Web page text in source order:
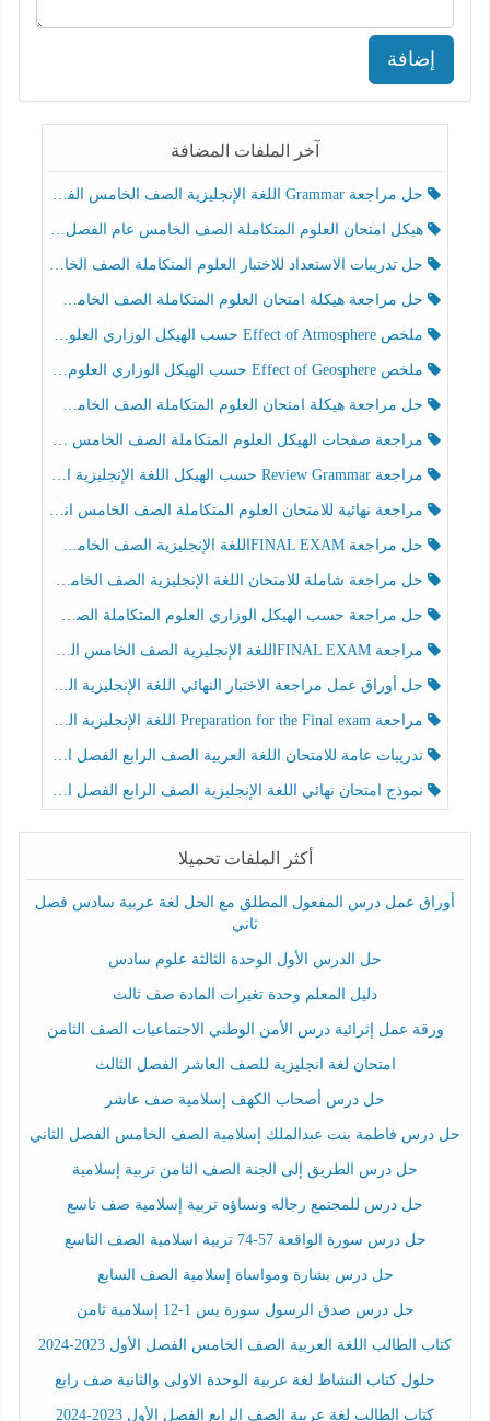
إضافة
آخر الملفات المضافة
حل مراجعة Grammar اللغة الإنجليزية الصف الخامس الفصل الثالث
هيكل امتحان العلوم المتكاملة الصف الخامس عام الفصل الدراسي الثالث 2025-2026
حل تدريبات الاستعداد للاختبار العلوم المتكاملة الصف الخامس عام الفصل الثالث
حل مراجعة هيكلة امتحان العلوم المتكاملة الصف الخامس انسبير الفصل الثالث
ملخص Effect of Atmosphere حسب الهيكل الوزاري العلوم المتكاملة الصف الخامس انسبير الفصل الثالث
ملخص Effect of Geosphere حسب الهيكل الوزاري العلوم المتكاملة الصف الخامس انسبير الفصل الثالث
حل مراجعة هيكلة امتحان العلوم المتكاملة الصف الخامس عام الفصل الثالث
مراجعة صفحات الهيكل العلوم المتكاملة الصف الخامس انسبير الفصل الثالث
مراجعة Review Grammar حسب الهيكل اللغة الإنجليزية الصف الخامس الفصل الثالث
مراجعة نهائية للامتحان العلوم المتكاملة الصف الخامس انسبير الفصل الثالث
حل مراجعة FINAL EXAMاللغة الإنجليزية الصف الخامس الفصل الثالث
حل مراجعة شاملة للامتحان اللغة الإنجليزية الصف الخامس الفصل الثالث
حل مراجعة حسب الهيكل الوزاري العلوم المتكاملة الصف الخامس عام الفصل الثالث
مراجعة FINAL EXAMاللغة الإنجليزية الصف الخامس الفصل الثالث
حل أوراق عمل مراجعة الاختبار النهائي اللغة الإنجليزية الصف الرابع الفصل الثالث
مراجعة Preparation for the Final exam اللغة الإنجليزية الصف الرابع الفصل الثالث
تدريبات عامة للامتحان اللغة العربية الصف الرابع الفصل الثالث
نموذج امتحان نهائي اللغة الإنجليزية الصف الرابع الفصل الثالث
أكثر الملفات تحميلا
أوراق عمل درس المفعول المطلق مع الحل لغة عربية سادس فصل
ثاني
حل الدرس الأول الوحدة الثالثة علوم سادس
دليل المعلم وحدة تغيرات المادة صف ثالث
ورقة عمل إثرائية درس الأمن الوطني الاجتماعيات الصف الثامن
امتحان لغة انجليزية للصف العاشر الفصل الثالث
حل درس أصحاب الكهف إسلامية صف عاشر
حل درس فاطمة بنت عبدالملك إسلامية الصف الخامس الفصل الثاني
حل درس الطريق إلى الجنة الصف الثامن تربية إسلامية
حل درس للمجتمع رجاله ونساؤه تربية إسلامية صف تاسع
حل درس سورة الواقعة 57-74 تربية اسلامية الصف التاسع
حل درس بشارة ومواساة إسلامية الصف السابع
حل درس صدق الرسول سورة يس 1-12 إسلامية ثامن
كتاب الطالب اللغة العربية الصف الخامس الفصل الأول 2023-2024
حلول كتاب النشاط لغة عربية الوحدة الاولى والثانية صف رابع
كتاب الطالب لغة عربية الصف الرابع الفصل الأول 2023-2024